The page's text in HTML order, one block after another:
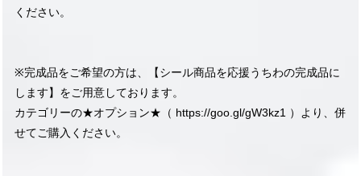
ください。
※完成品をご希望の方は、【シール商品を応援うちわの完成品に
します】をご用意しております。
カテゴリーの★オプション★（ https://goo.gl/gW3kz1 ）より、併
せてご購入ください。